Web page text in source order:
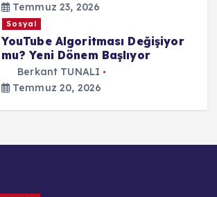
Temmuz 23, 2026
Sosyal
YouTube Algoritması Değişiyor
mu? Yeni Dönem Başlıyor
Berkant TUNALI
Temmuz 20, 2026